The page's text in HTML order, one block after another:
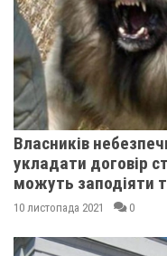
Власників
укладати договір
можуть заподіяти
10 листопада 2021 0